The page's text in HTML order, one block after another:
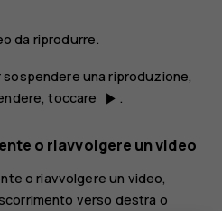
da riprodurre.
sospendere una riproduzione,
toccare play_arrow .
o riavvolgere un video
o riavvolgere un video,
verso destra o